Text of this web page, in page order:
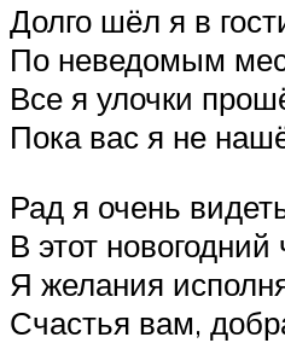
Долго шёл я в
По неведомым
Все я улочки
Пока вас я не
Рад я очень
В этот новогодний
Я желания
Счастья вам,